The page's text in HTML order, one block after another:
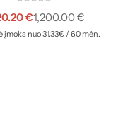
1,200.00€
€
įmoka nuo 31.33€ / 60 mėn.